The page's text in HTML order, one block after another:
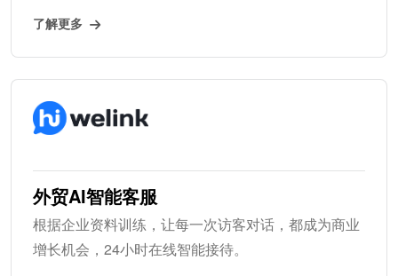
了解更多
外贸AI智能客服
根据企业资料训练，让每一次访客对话，都成为商业
增长机会，24小时在线智能接待。